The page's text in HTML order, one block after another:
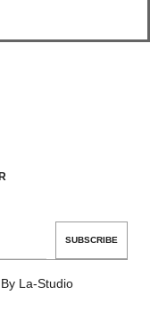
SUBSCRIBE
La-Studio